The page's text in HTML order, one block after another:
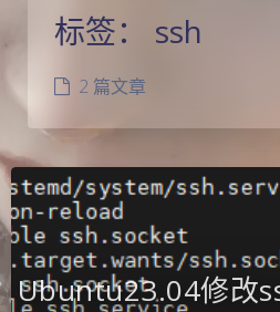
标签： ssh
2 篇文章
Ubuntu23.04修改